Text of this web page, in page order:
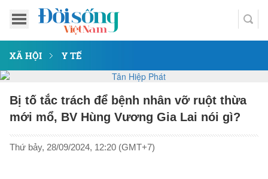
XÃ HỘI Y TẾ
Bị tố tắc trách để bệnh nhân vỡ ruột thừa
mới mổ, BV Hùng Vương Gia Lai nói gì?
Thứ bảy, 28/09/2024, 12:20 (GMT+7)